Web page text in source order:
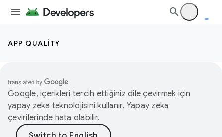
APP QUALITY
Google, içerikleri tercih ettiğiniz dile çevirmek için
yapay zeka teknolojisini kullanır. Yapay zeka
çevirilerinde hata olabilir.